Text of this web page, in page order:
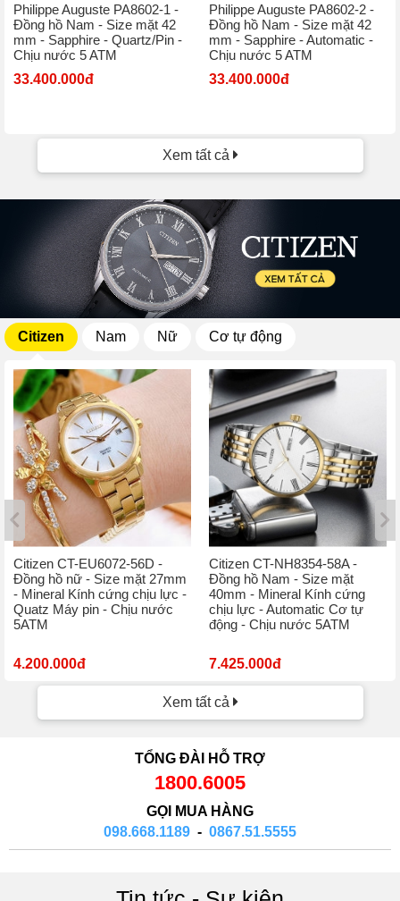
Philippe Auguste PA8602-1 -
Đồng hồ Nam - Size mặt 42
mm - Sapphire - Quartz/Pin -
Chịu nước 5 ATM
33.400.000đ
Philippe Auguste PA8602-2 -
Đồng hồ Nam - Size mặt 42
mm - Sapphire - Automatic -
Chịu nước 5 ATM
33.400.000đ
Xem tất cả
Citizen Nam Nữ Cơ tự động
Citizen CT-EU6072-56D -
Đồng hồ nữ - Size mặt 27mm
- Mineral Kính cứng chịu lực -
Quatz Máy pin - Chịu nước
5ATM
4.200.000đ
Citizen CT-NH8354-58A -
Đồng hồ Nam - Size mặt
40mm - Mineral Kính cứng
chịu lực - Automatic Cơ tự
động - Chịu nước 5ATM
7.425.000đ
Xem tất cả
TỔNG ĐÀI HỖ TRỢ
1800.6005
GỌI MUA HÀNG
098.668.1189 - 0867.51.5555